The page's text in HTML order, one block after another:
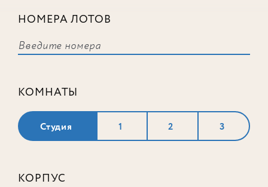
НОМЕРА ЛОТОВ
КОМНАТЫ
Студия 1 2 3
КОРПУС
соответствует ни одного лота